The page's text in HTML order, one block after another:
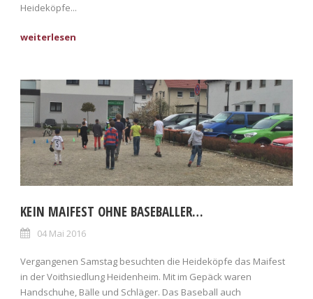
Heideköpfe...
KEIN MAIFEST OHNE BASEBALLER…
04 Mai 2016
Vergangenen Samstag besuchten die Heideköpfe das Maifest
in der Voithsiedlung Heidenheim. Mit im Gepäck waren
Handschuhe, Bälle und Schläger. Das Baseball auch